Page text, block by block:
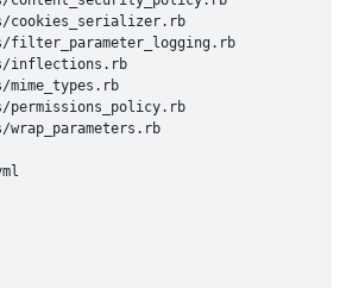
inflections.rb